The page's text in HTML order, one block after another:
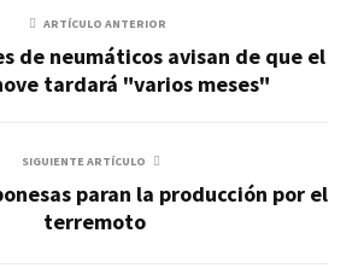
ARTÍCULO ANTERIOR
de neumáticos avisan de que el
tardará "varios meses"
SIGUIENTE ARTÍCULO
paran la producción por el
terremoto